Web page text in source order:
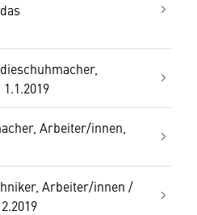
Arbeiter/innen,
Arbeiter/innen /